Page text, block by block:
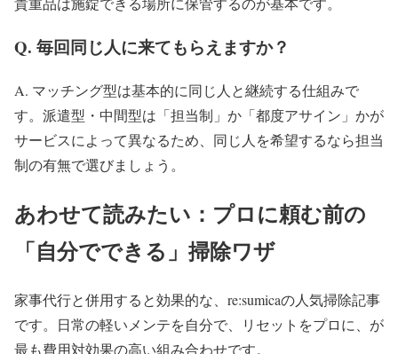
Q. 毎回同じ人に来てもらえますか？
A. マッチング型は基本的に同じ人と継続する仕組みで
す。派遣型・中間型は「担当制」か「都度アサイン」かが
サービスによって異なるため、同じ人を希望するなら担当
制の有無で選びましょう。
あわせて読みたい：プロに頼む前の
「自分でできる」掃除ワザ
家事代行と併用すると効果的な、re:sumicaの人気掃除記事
です。日常の軽いメンテを自分で、リセットをプロに、が
最も費用対効果の高い組み合わせです。